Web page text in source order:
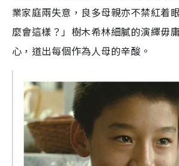
業家庭兩失意，良多母親亦不禁紅着
麼會這樣？」樹木希林細膩的演繹毋
心，道出每個作為人母的辛酸。